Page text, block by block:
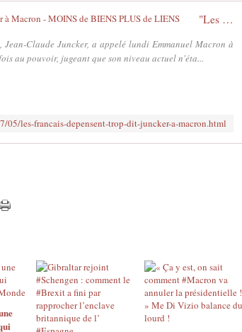
"Les Français dépensent trop", dit Juncker à Macron - MOINS de BIENS PLUS de LIENS
Jean-Claude Juncker, a appelé lundi Emmanuel Macron à
au pouvoir, jugeant que son niveau actuel n'éta...
les-francais-depensent-trop-dit-juncker-a-macron.html